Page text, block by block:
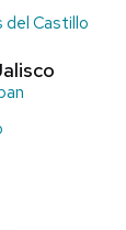
del Castillo